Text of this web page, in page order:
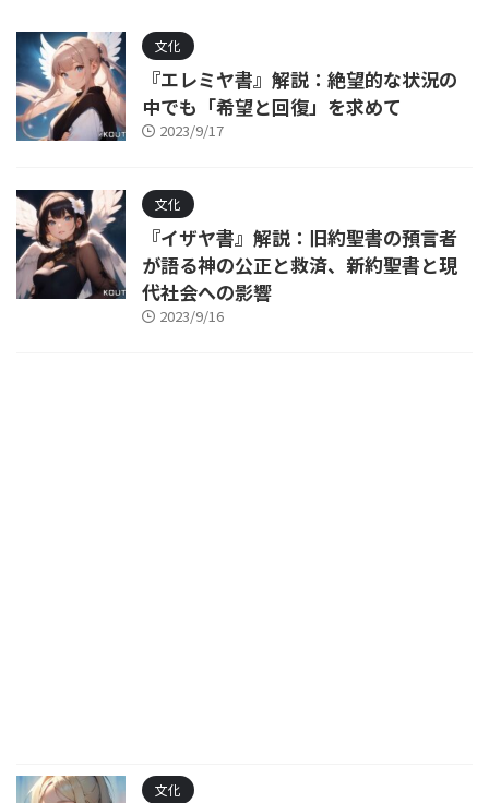
文化
『エレミヤ書』解説：絶望的な状況の
中でも「希望と回復」を求めて
2023/9/17
文化
『イザヤ書』解説：旧約聖書の預言者
が語る神の公正と救済、新約聖書と現
代社会への影響
2023/9/16
文化